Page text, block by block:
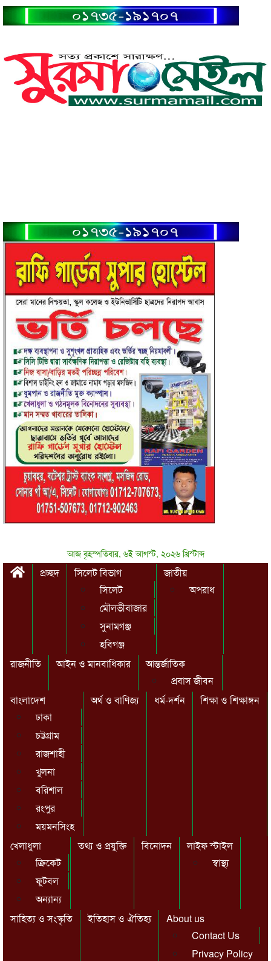
আজ বৃহস্পতিবার, ৬ই আগস্ট, ২০২৬ খ্রিস্টাব্দ
প্রচ্ছদ
সিলেট বিভাগ
সিলেট
মৌলভীবাজার
সুনামগঞ্জ
হবিগঞ্জ
জাতীয়
অপরাধ
রাজনীতি আইন ও মানবাধিকার
আন্তর্জাতিক
প্রবাস জীবন
বাংলাদেশ
ঢাকা
চট্টগ্রাম
রাজশাহী
খুলনা
বরিশাল
রংপুর
ময়মনসিংহ
অর্থ ও বাণিজ্য ধর্ম-দর্শন শিক্ষা ও শিক্ষাঙ্গন
খেলাধুলা
ক্রিকেট
ফুটবল
অন্যান্য
তথ্য ও প্রযুক্তি বিনোদন
লাইফ স্টাইল
স্বাস্থ্য
সাহিত্য ও সংস্কৃতি ইতিহাস ও ঐতিহ্য
About us
Contact Us
Privacy Policy